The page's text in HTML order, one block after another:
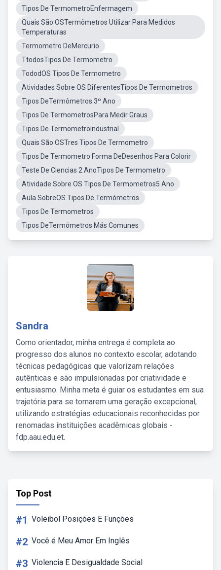
Tipos De TermometroEnfermagem
Quais São OSTermômetros Utilizar Para Medidos
Temperaturas
Termometro DeMercurio
TtodosTipos De Termometro
TododOS Tipos De Termometro
Atividades Sobre OS DiferentesTipos De Termometros
Tipos DeTermômetros 3º Ano
Tipos De TermometrosPara Medir Graus
Tipos De TermometroIndustrial
Quais São OSTres Tipos De Termometro
Tipos De Termometro Forma DeDesenhos Para Colorir
Teste De Ciencias 2 AnoTipos De Termometro
Atividade Sobre OS Tipos De Termometros5 Ano
Aula SobreOS Tipos De Termómetros
Tipos De Termometros
Tipos DeTermómetros Más Comunes
Sandra
Como orientador, minha entrega é completa ao
progresso dos alunos no contexto escolar, adotando
técnicas pedagógicas que valorizam relações
autênticas e são impulsionadas por criatividade e
entusiasmo. Minha meta é guiar os estudantes em sua
trajetória para se tornarem uma geração excepcional,
utilizando estratégias educacionais reconhecidas por
renomadas instituições acadêmicas globais -
fdp.aau.edu.et.
Top Post
#1 Voleibol Posições E Funções
#2 Você é Meu Amor Em Inglês
#3 Violencia E Desigualdade Social